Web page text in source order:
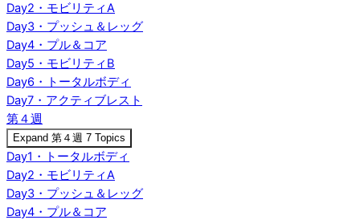
Day2・モビリティA
Day3・プッシュ＆レッグ
Day4・プル＆コア
Day5・モビリティB
Day6・トータルボディ
Day7・アクティブレスト
第４週
Expand 第４週 7 Topics
Day1・トータルボディ
Day2・モビリティA
Day3・プッシュ＆レッグ
Day4・プル＆コア